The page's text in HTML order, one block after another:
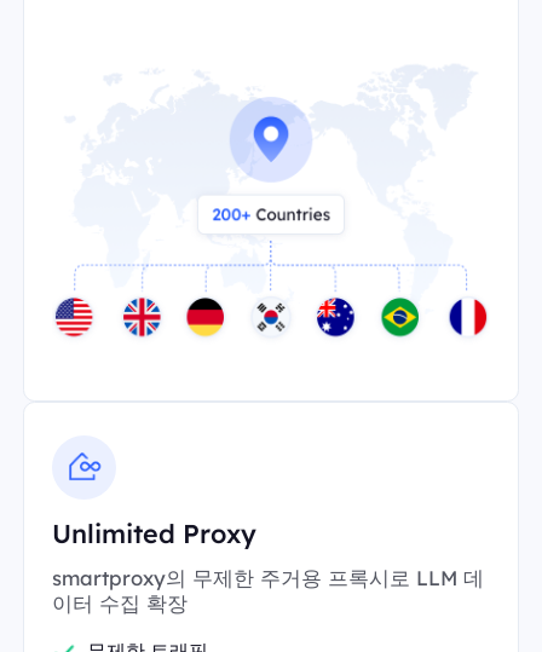
Unlimited Proxy
smartproxy의 무제한 주거용 프록시로 LLM 데
이터 수집 확장